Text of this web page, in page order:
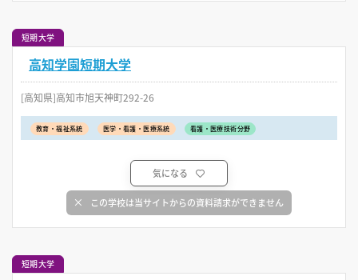
短期大学
高知学園短期大学
[高知県]高知市旭天神町292-26
教育・福祉系統 医学・看護・医療系統 看護・医療技術分野
気になる
この学校は当サイトからの資料請求ができません
短期大学